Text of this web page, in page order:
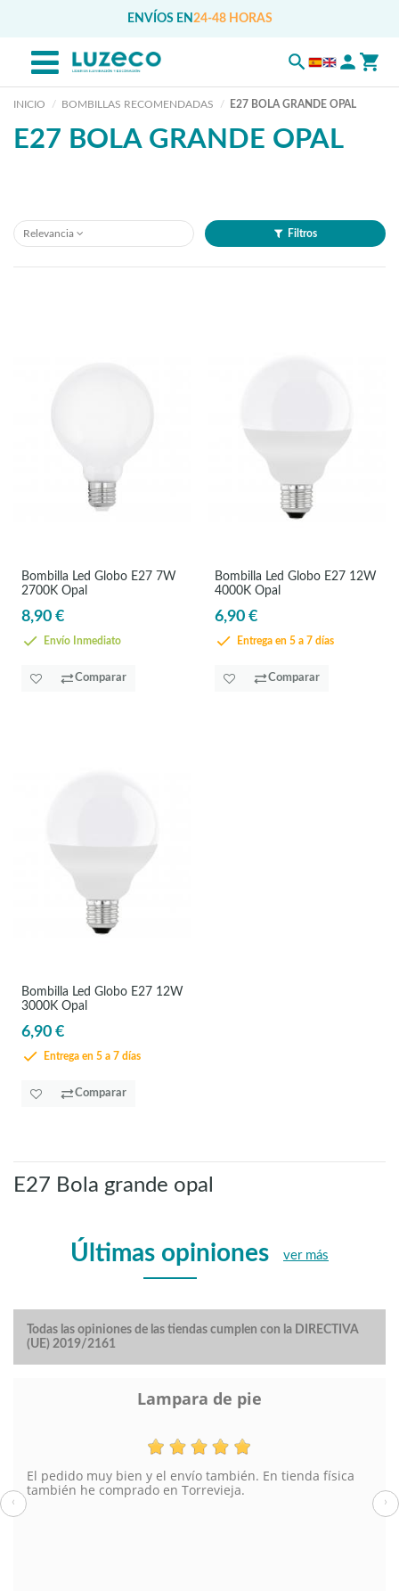
ENVÍOS EN 24-48 HORAS
INICIO BOMBILLAS RECOMENDADAS E27 BOLA GRANDE OPAL
E27 BOLA GRANDE OPAL
Relevancia Filtros
Bombilla Led Globo E27 7W
2700K Opal
8,90 €
Envío Inmediato
Comparar
Bombilla Led Globo E27 12W
4000K Opal
6,90 €
Entrega en 5 a 7 días
Comparar
Bombilla Led Globo E27 12W
3000K Opal
6,90 €
Entrega en 5 a 7 días
Comparar
E27 Bola grande opal
Últimas opiniones ver más
Todas las opiniones de las tiendas cumplen con la DIRECTIVA
(UE) 2019/2161
Lampara de pie
El pedido muy bien y el envío también. En tienda física
también he comprado en Torrevieja.
‹ ›